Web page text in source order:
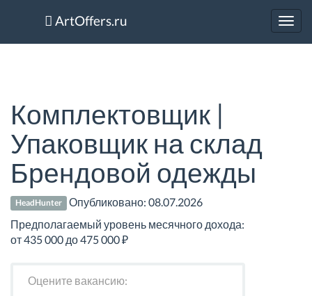
ArtOffers.ru
Комплектовщик |
Упаковщик на склад
Брендовой одежды
HeadHunter Опубликовано:08.07.2026
Предполагаемый уровень месячного дохода:
от 435 000 до 475 000 ₽
Оцените вакансию: